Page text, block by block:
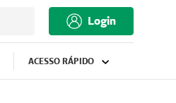
Login
ACESSO RÁPIDO